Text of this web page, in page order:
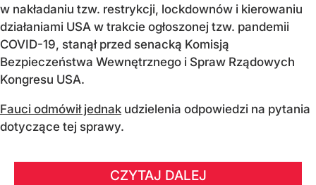
w nakładaniu tzw. restrykcji, lockdownów i kierowaniu
działaniami USA w trakcie ogłoszonej tzw. pandemii
COVID-19, stanął przed senacką Komisją
Bezpieczeństwa Wewnętrznego i Spraw Rządowych
Kongresu USA.
Fauci odmówił jednak udzielenia odpowiedzi na pytania
dotyczące tej sprawy.
CZYTAJ DALEJ